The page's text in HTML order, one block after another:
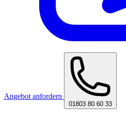
Angebot anfordern
01803 80 60 33